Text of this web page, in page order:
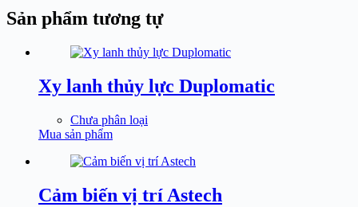
Sản phẩm tương tự
Xy lanh thủy lực Duplomatic
Chưa phân loại
Mua sản phẩm
Cảm biến vị trí Astech